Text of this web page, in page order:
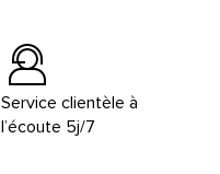
Service clientèle à
l’écoute 5j/7